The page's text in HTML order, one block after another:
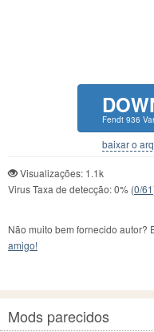
Fendt 936
baixar o
Visualizações: 1.1k
Virus Taxa de detecção:0% (0/61
Não muito bem fornecido autor?
amigo!
Mods parecidos